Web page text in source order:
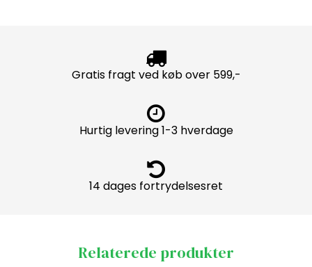
Gratis fragt ved køb over 599,-
Hurtig levering 1-3 hverdage
14 dages fortrydelsesret
Relaterede produkter